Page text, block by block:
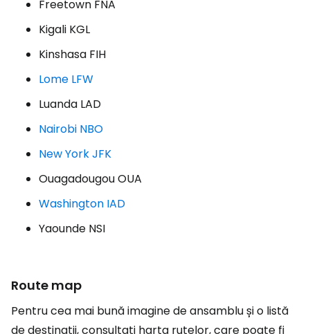
Freetown FNA
Kigali KGL
Kinshasa FIH
Lome LFW
Luanda LAD
Nairobi NBO
New York JFK
Ouagadougou OUA
Washington IAD
Yaounde NSI
Route map
Pentru cea mai bună imagine de ansamblu și o listă
de destinații, consultați harta rutelor, care poate fi